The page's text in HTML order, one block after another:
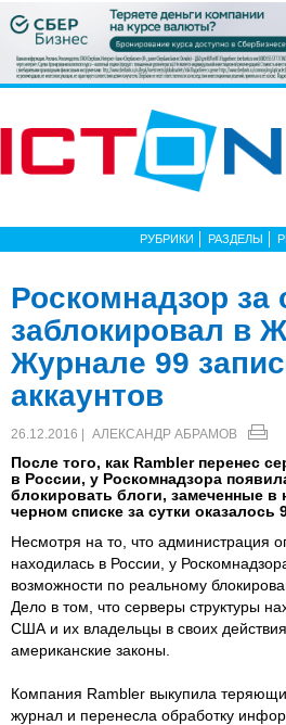
РУБРИКИ РАЗДЕЛЫ
Роскомнадзор за
заблокировал в
Журнале 99
аккаунтов
26.12.2016 | АЛЕКСАНДР АБРАМОВ
После того, как Rambler перенес
в России, у Роскомнадзора
блокировать блоги, замеченные в
черном списке за сутки оказалось
Несмотря на то, что администрация
находилась в России, у
возможности по реальному
Дело в том, что серверы структуры
США и их владельцы в своих
американские законы.
Компания Rambler выкупила
журнал и перенесла обработку